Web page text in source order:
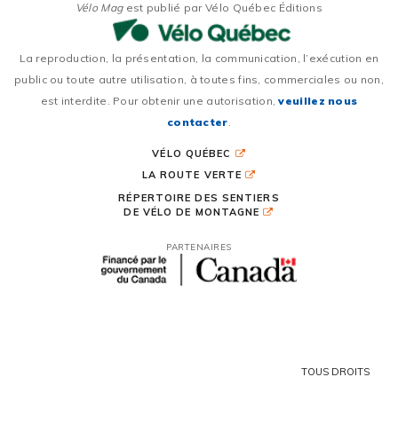
Vélo Magest publié par Vélo Québec Éditions
La reproduction, la présentation, la communication, l’exécution en
public ou toute autre utilisation, à toutes fins, commerciales ou non,
est interdite. Pour obtenir une autorisation,veuillez nous
contacter.
VÉLO QUÉBEC
LA ROUTE VERTE
RÉPERTOIRE DES SENTIERS
DE VÉLO DE MONTAGNE
PARTENAIRES
TOUS DROITS